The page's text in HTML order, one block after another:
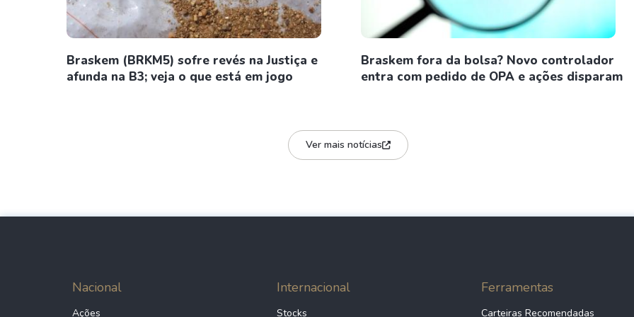
Braskem (BRKM5) sofre revés na Justiça e
afunda na B3; veja o que está em jogo
Braskem fora da bolsa? Novo controlador
entra com pedido de OPA e ações disparam
Ver mais notícias
Nacional
Ações
Internacional
Stocks
Ferramentas
Carteiras Recomendadas